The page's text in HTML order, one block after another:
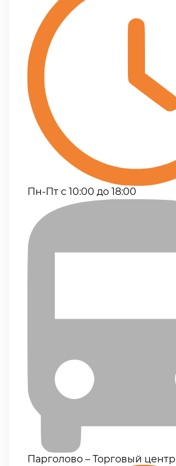
Пн-Пт с 10:00 до 18:00
Парголово – Торговый центр